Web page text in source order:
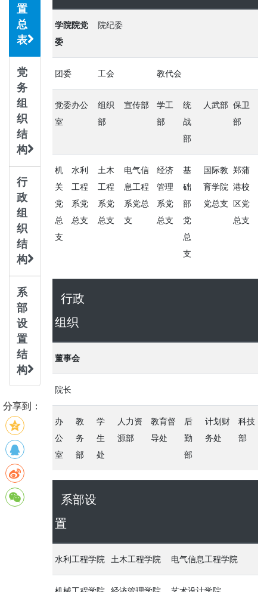
置
总
表
党
务
组
织
结
构
行
政
组
织
结
构
系
部
设
置
结
构
分享到：
学院院党
委
院纪委
团委 工会 教代会
党委办公
室
组织
部
宣传部
学工
部
统
战
部
人武部 保卫
部
机
关
党
总
支
水利
工程
系党
总支
土木
工程
系党
总支
电气信
息工程
系党总
支
经济
管理
系党
总支
基
础
部
党
总
支
国际教
育学院
党总支
郑蒲
港校
区党
总支
行政
组织
董事会
院长
办
公
室
教
务
部
学
生
处
人力资
源部
教育督
导处
后
勤
部
计划财
务处
科技
部
系部设
置
水利工程学院 土木工程学院 电气信息工程学院